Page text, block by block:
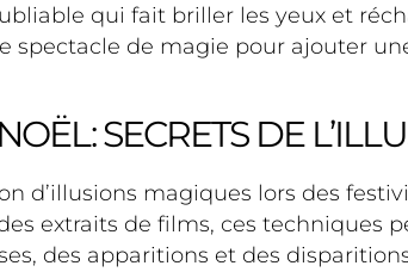
qui fait briller les yeux et
spectacle de magie pour ajouter
SECRETS DE
d’illusions magiques lors des
extraits de films, ces techniques
des apparitions et des